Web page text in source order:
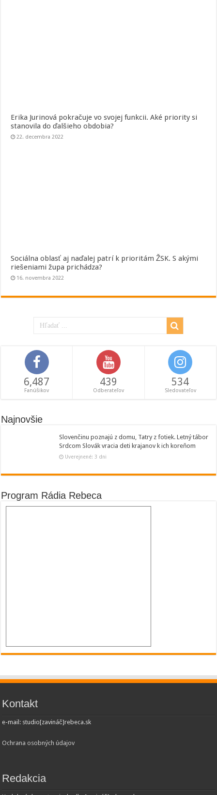
Erika Jurinová pokračuje vo svojej funkcii. Aké priority si
stanovila do ďalšieho obdobia?
22. decembra 2022
Sociálna oblasť aj naďalej patrí k prioritám ŽSK. S akými
riešeniami župa prichádza?
16. novembra 2022
6,487
Fanúšikov
439
Odberateľov
534
Sledovateľov
Najnovšie
Slovenčinu poznajú z domu, Tatry z fotiek. Letný tábor
Srdcom Slovák vracia deti krajanov k ich koreňom
Uverejnené: 3 dni
Program Rádia Rebeca
Kontakt
e-mail: studio[zavináč]rebeca.sk
Ochrana osobných údajov
Redakcia